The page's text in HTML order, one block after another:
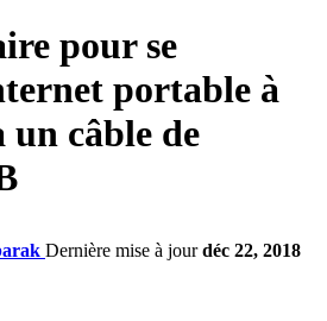
pour se
portable à
câble de
Dernière mise à jourdéc 22, 2018